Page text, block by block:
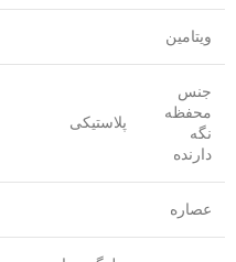
ویتامین
جنس
محفظه
نگه
دارنده
پلاستیکی
عصاره